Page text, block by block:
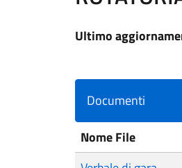
Ultimo
Documenti
Nome File